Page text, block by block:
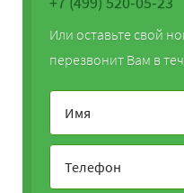
Или оставьте свой
перезвонит Вам в